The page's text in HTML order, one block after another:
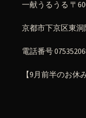
一献うるうる 〒
京都市下京区東
電話番号
【9月前半のお